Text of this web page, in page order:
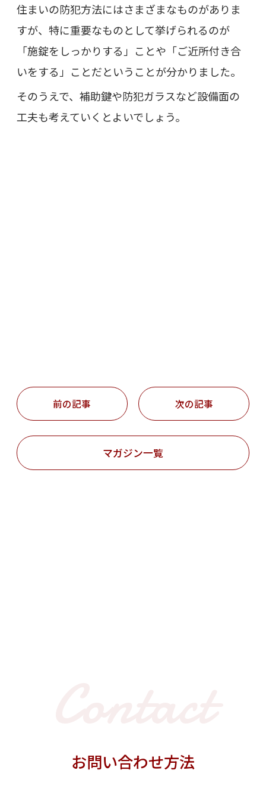
住まいの防犯方法にはさまざまなものがありま
すが、特に重要なものとして挙げられるのが
「施錠をしっかりする」ことや「ご近所付き合
いをする」ことだということが分かりました。
そのうえで、補助鍵や防犯ガラスなど設備面の
工夫も考えていくとよいでしょう。
マガジン一覧
ナ
ビ
ゲ
ー
シ
ョ
ン
前の記事 次の記事
お問い合わせ方法